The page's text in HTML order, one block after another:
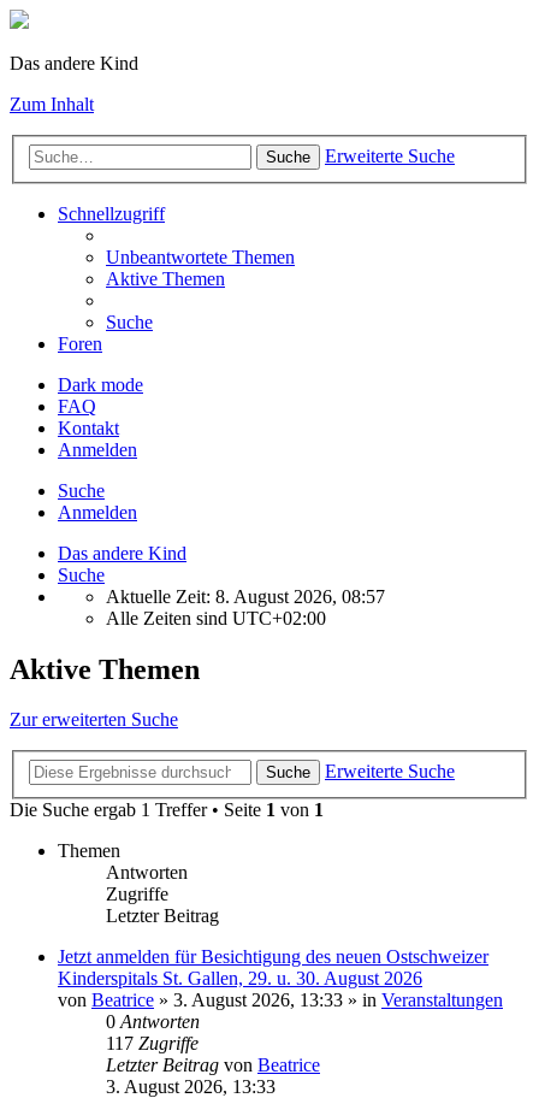
Das andere Kind
Zum Inhalt
Suche Erweiterte Suche
Schnellzugriff
Unbeantwortete Themen
Aktive Themen
Suche
Foren
Dark mode
FAQ
Kontakt
Anmelden
Suche
Anmelden
Das andere Kind
Suche
Aktuelle Zeit: 8. August 2026, 08:57
Alle Zeiten sind UTC+02:00
Aktive Themen
Zur erweiterten Suche
Suche
Erweiterte Suche
Die Suche ergab 1 Treffer • Seite 1 von 1
Themen
Antworten
Zugriffe
Letzter Beitrag
Jetzt anmelden für Besichtigung des neuen Ostschweizer
Kinderspitals St. Gallen, 29. u. 30. August 2026
von Beatrice » 3. August 2026, 13:33 » in Veranstaltungen
0 Antworten
117 Zugriffe
Letzter Beitrag von Beatrice
3. August 2026, 13:33